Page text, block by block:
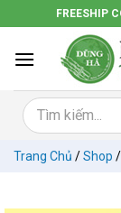
đến
dung
FREESHIP
Trang Chủ /Shop /